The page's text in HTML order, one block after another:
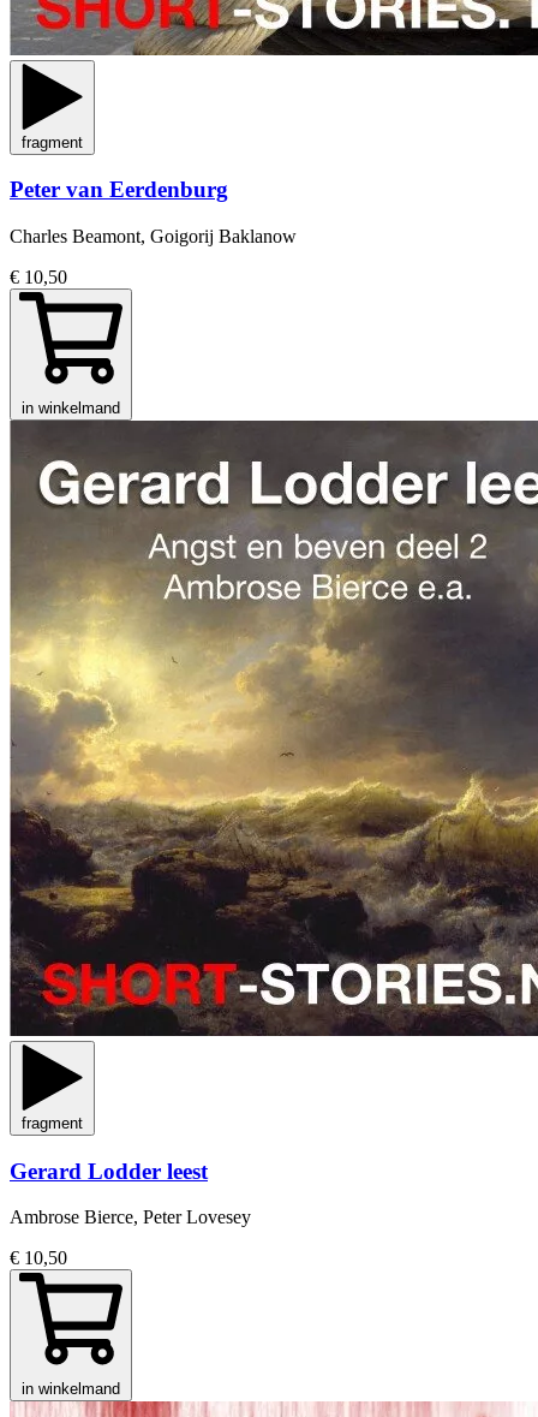
fragment
Peter van Eerdenburg
Charles Beamont, Goigorij Baklanow
€ 10,50
in winkelmand
fragment
Gerard Lodder leest
Ambrose Bierce, Peter Lovesey
€ 10,50
in winkelmand